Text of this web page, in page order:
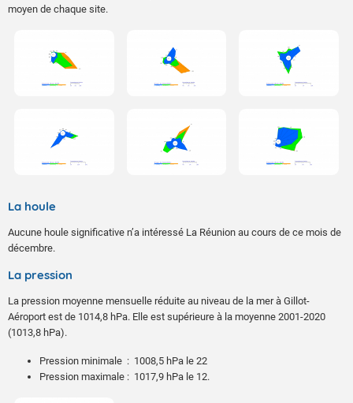
moyen de chaque site.
La houle
Aucune houle significative n’a intéressé La Réunion au cours de ce mois de
décembre.
La pression
La pression moyenne mensuelle réduite au niveau de la mer à Gillot-
Aéroport est de 1014,8 hPa. Elle est supérieure à la moyenne 2001-2020
(1013,8 hPa).
Pression minimale : 1008,5 hPa le 22
Pression maximale : 1017,9 hPa le 12.